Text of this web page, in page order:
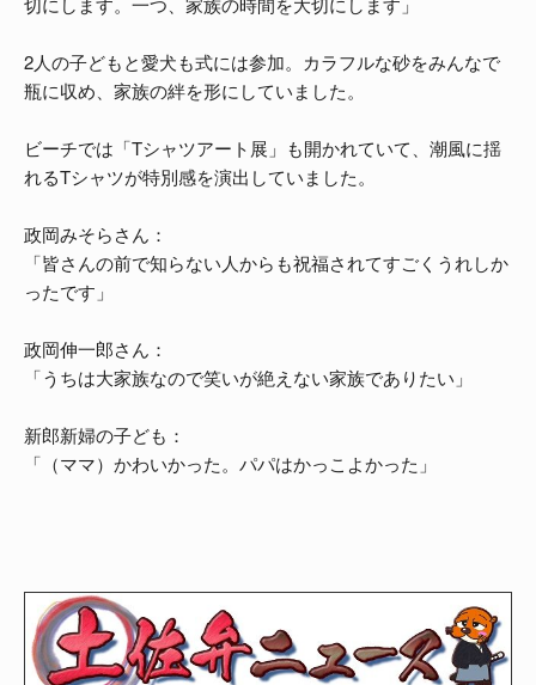
2人の子どもと愛犬も式には参加。カラフルな砂をみんなで
瓶に収め、家族の絆を形にしていました。
ビーチでは「Tシャツアート展」も開かれていて、潮風に揺
れるTシャツが特別感を演出していました。
政岡みそらさん：
「皆さんの前で知らない人からも祝福されてすごくうれしか
ったです」
政岡伸一郎さん：
「うちは大家族なので笑いが絶えない家族でありたい」
新郎新婦の子ども：
「（ママ）かわいかった。パパはかっこよかった」